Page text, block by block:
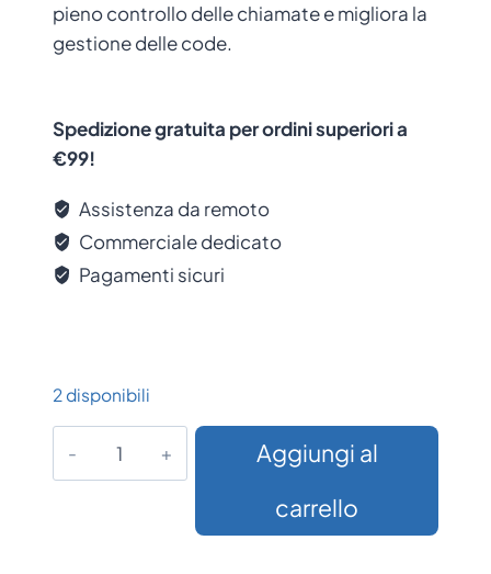
pieno controllo delle chiamate e migliora la
gestione delle code.
Spedizione gratuita per ordini superiori a
€99!
Assistenza da remoto
Commerciale dedicato
Pagamenti sicuri
2 disponibili
Eliminacode
Aggiungi al
carrello